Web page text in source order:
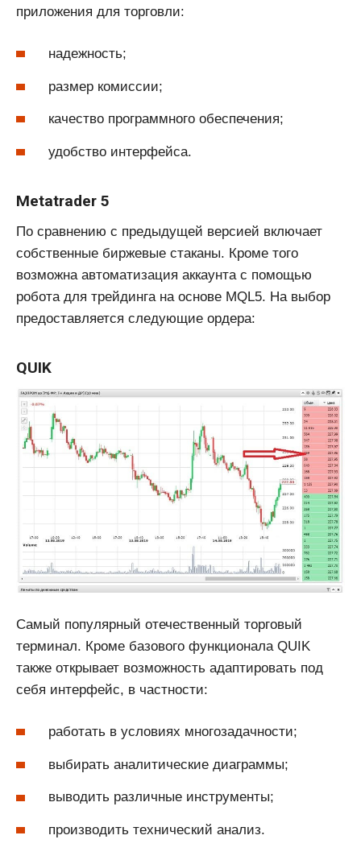
приложения для торговли:
надежность;
размер комиссии;
качество программного обеспечения;
удобство интерфейса.
Metatrader 5
По сравнению с предыдущей версией включает
собственные биржевые стаканы. Кроме того
возможна автоматизация аккаунта с помощью
робота для трейдинга на основе MQL5. На выбор
предоставляется следующие ордера:
QUIK
Самый популярный отечественный торговый
терминал. Кроме базового функционала QUIK
также открывает возможность адаптировать под
себя интерфейс, в частности:
работать в условиях многозадачности;
выбирать аналитические диаграммы;
выводить различные инструменты;
производить технический анализ.